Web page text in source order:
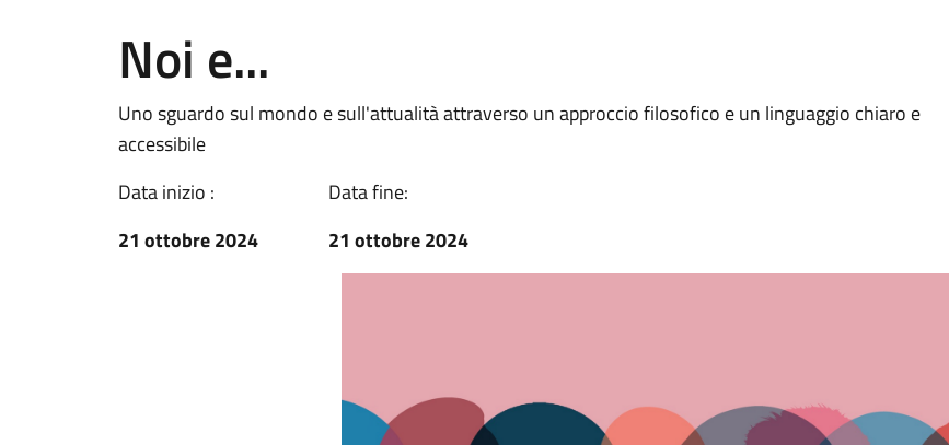
Noi e...
Uno sguardo sul mondo e sull'attualità attraverso un approccio filosofico e un linguaggio chiaro e
accessibile
Data inizio :
21 ottobre 2024
Data fine:
21 ottobre 2024